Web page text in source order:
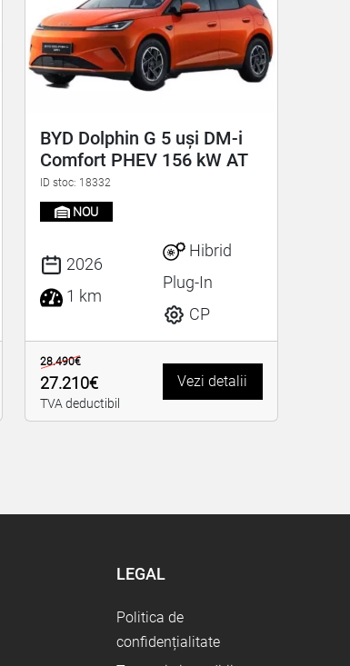
BYD Dolphin G 5 uși DM-i
Comfort PHEV 156 kW AT
ID stoc: 18332
NOU
2026
1 km
Hibrid
Plug-In
CP
28.490€
27.210€
TVA deductibil
Vezi detalii
LEGAL
Politica de
confidențialitate